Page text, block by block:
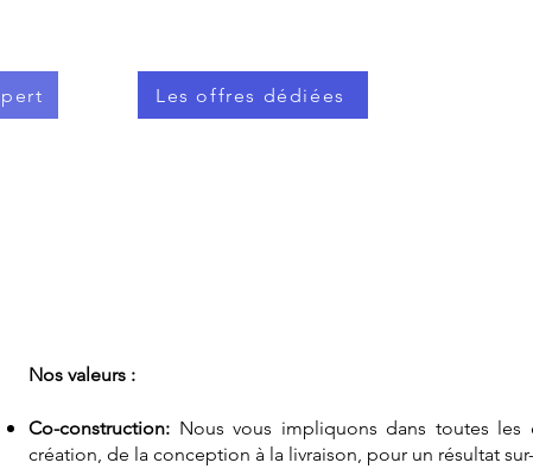
Les offres dédiées
Nos valeurs :
Co-construction: Nous vous impliquons dans toutes les
création, de la conception à la livraison, pour un résultat